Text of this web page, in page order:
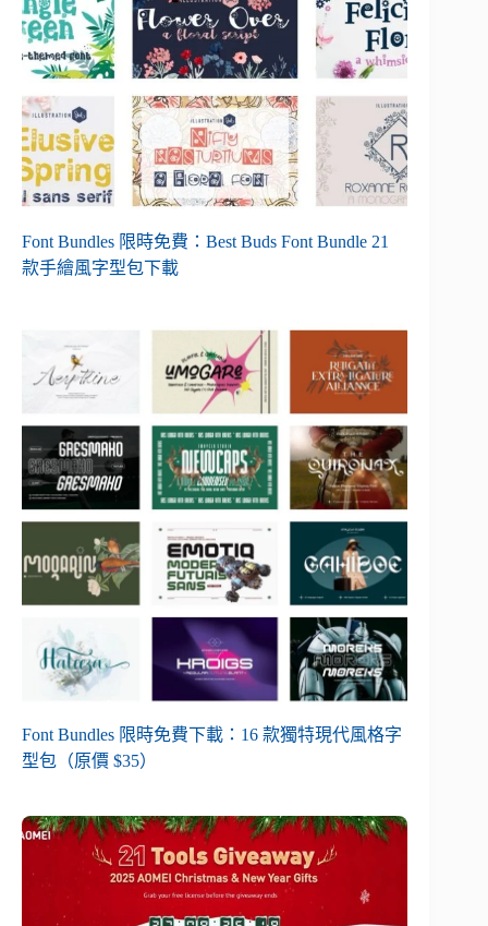
Font Bundles 限時免費：Best Buds Font Bundle 21
款手繪風字型包下載
Font Bundles 限時免費下載：16 款獨特現代風格字
型包（原價 $35）